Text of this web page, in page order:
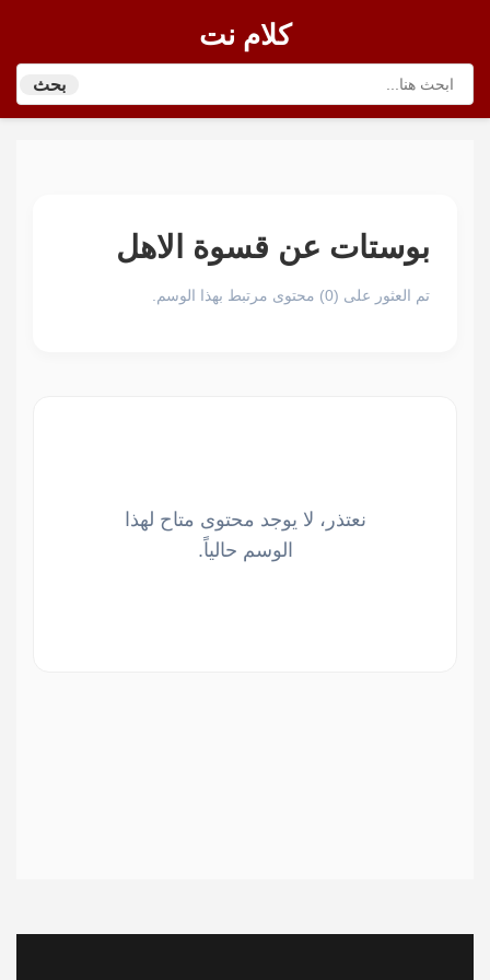
كلام نت
بحث
بوستات عن قسوة الاهل
تم العثور على (0) محتوى مرتبط بهذا الوسم.
نعتذر، لا يوجد محتوى متاح لهذا
الوسم حالياً.